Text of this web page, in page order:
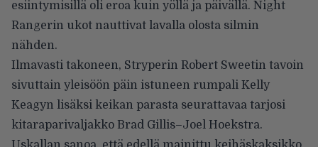
esiintymisillä oli eroa kuin yöllä ja päivällä. Night
Rangerin ukot nauttivat lavalla olosta silmin
nähden.
Ilmavasti takoneen, Stryperin Robert Sweetin tavoin
sivuttain yleisöön päin istuneen rumpali Kelly
Keagyn lisäksi keikan parasta seurattavaa tarjosi
kitaraparivaljakko Brad Gillis–Joel Hoekstra.